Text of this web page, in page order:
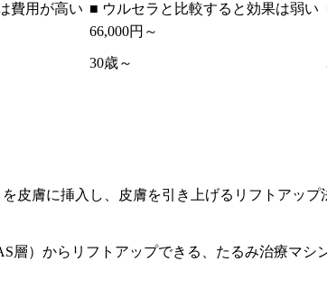
費用が高い ■ ウルセラと比較すると効果は弱い
66,000円～
30歳～
皮膚に挿入し、皮膚を引き上げるリフトアッ
層）からリフトアップできる、たるみ治療マ